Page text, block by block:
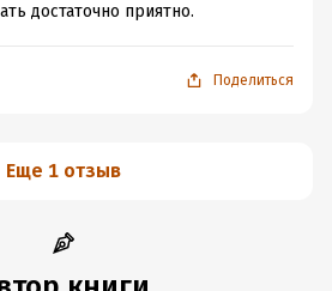
достаточно приятно.
Поделиться
Еще 1 отзыв